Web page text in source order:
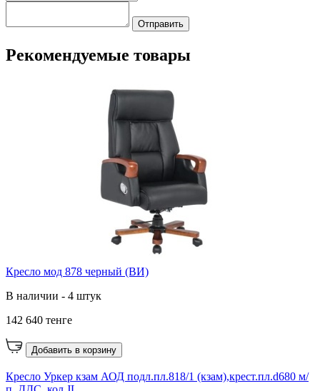
Отправить
Рекомендуемые товары
Кресло мод 878 черный (ВИ)
В наличии - 4 штук
142 640 тенге
Добавить в корзину
Кресло Уркер кзам АОД подл.пл.818/1 (кзам),крест.пл.d680 м/